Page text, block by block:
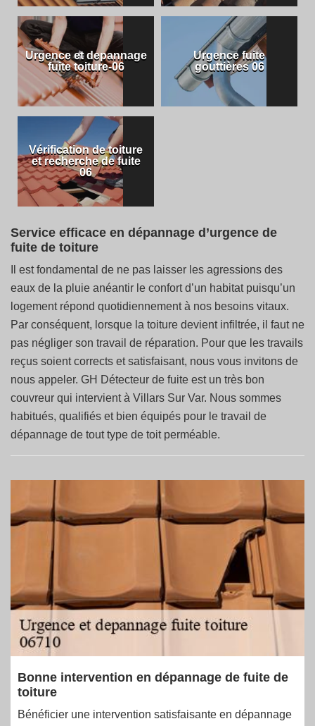
Urgence et depannage
fuite toiture-06
Urgence fuite
gouttières 06
Vérification de toiture
et recherche de fuite
06
Service efficace en dépannage d’urgence de
fuite de toiture
Il est fondamental de ne pas laisser les agressions des
eaux de la pluie anéantir le confort d’un habitat puisqu’un
logement répond quotidiennement à nos besoins vitaux.
Par conséquent, lorsque la toiture devient infiltrée, il faut ne
pas négliger son travail de réparation. Pour que les travails
reçus soient corrects et satisfaisant, nous vous invitons de
nous appeler. GH Détecteur de fuite est un très bon
couvreur qui intervient à Villars Sur Var. Nous sommes
habitués, qualifiés et bien équipés pour le travail de
dépannage de tout type de toit perméable.
Bonne intervention en dépannage de fuite de
toiture
Bénéficier une intervention satisfaisante en dépannage